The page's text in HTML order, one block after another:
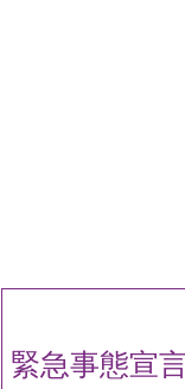
緊急事態宣